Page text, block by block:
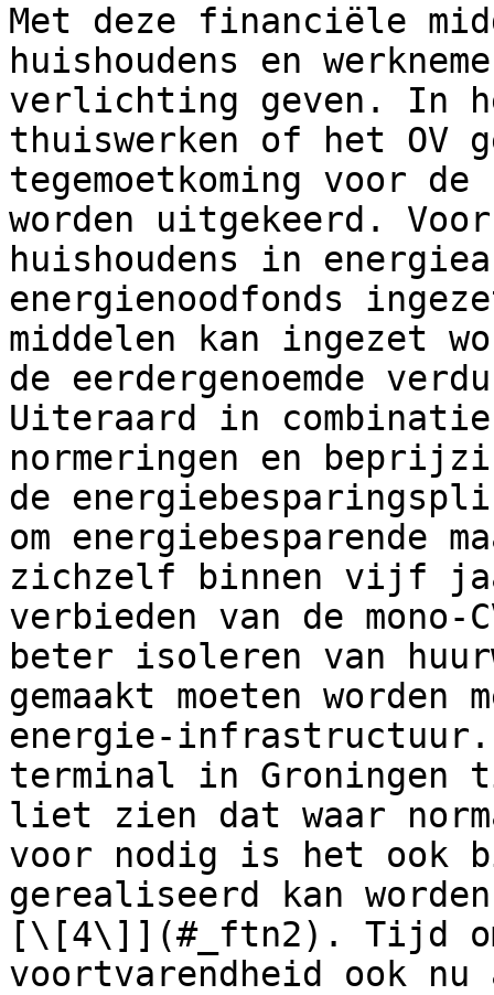
Met deze financiële
huishoudens en
verlichting geven. In
thuiswerken of het OV
tegemoetkoming voor
worden uitgekeerd.
huishoudens in
energienoodfonds
middelen kan ingezet
de eerdergenoemde
Uiteraard in combinatie
normeringen en
de
om energiebesparende
zichzelf binnen vijf
verbieden van de
beter isoleren van
gemaakt moeten worden
energie-infrastructuur.
terminal in Groningen
liet zien dat waar
voor nodig is het ook
gerealiseerd kan
[\[4\]](#_ftn2). Tijd
voortvarendheid ook